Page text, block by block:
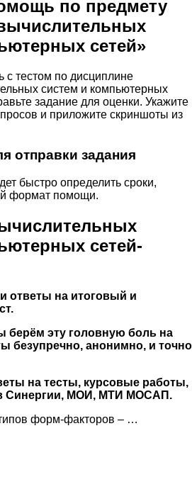
по предмету
сетей»
тестом по дисциплине
систем и компьютерных
задание для оценки. Укажите
и приложите скриншоты из
отправки задания
быстро определить сроки,
формат помощи.
сетей-
ответы на итоговый и
эту головную боль на
безупречно, анонимно, и точно
на тесты, курсовые работы,
Синергии, МОИ, МТИ МОСАП.
форм-факторов – …